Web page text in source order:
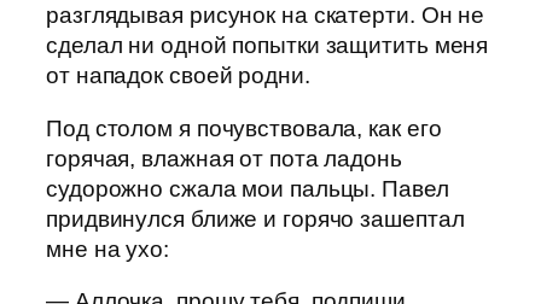
разглядывая рисунок на скатерти. Он не
сделал ни одной попытки защитить меня
от нападок своей родни.
Под столом я почувствовала, как его
горячая, влажная от пота ладонь
судорожно сжала мои пальцы. Павел
придвинулся ближе и горячо зашептал
мне на ухо: